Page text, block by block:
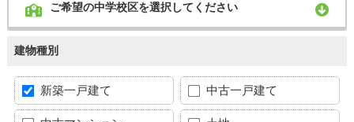
ご希望の中学校区を選択してください
建物種別
新築一戸建て 中古一戸建て